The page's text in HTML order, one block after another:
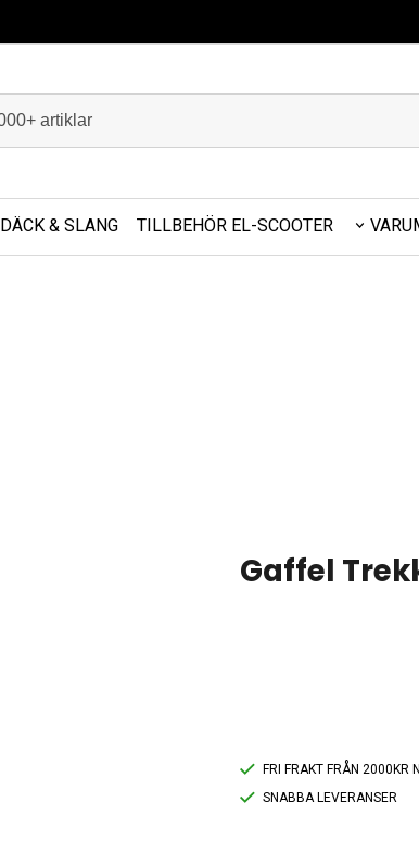
DÄCK & SLANG TILLBEHÖR EL-SCOOTER
Gaffel
FRI FRAKT FRÅN 2000KR
SNABBA LEVERANSER